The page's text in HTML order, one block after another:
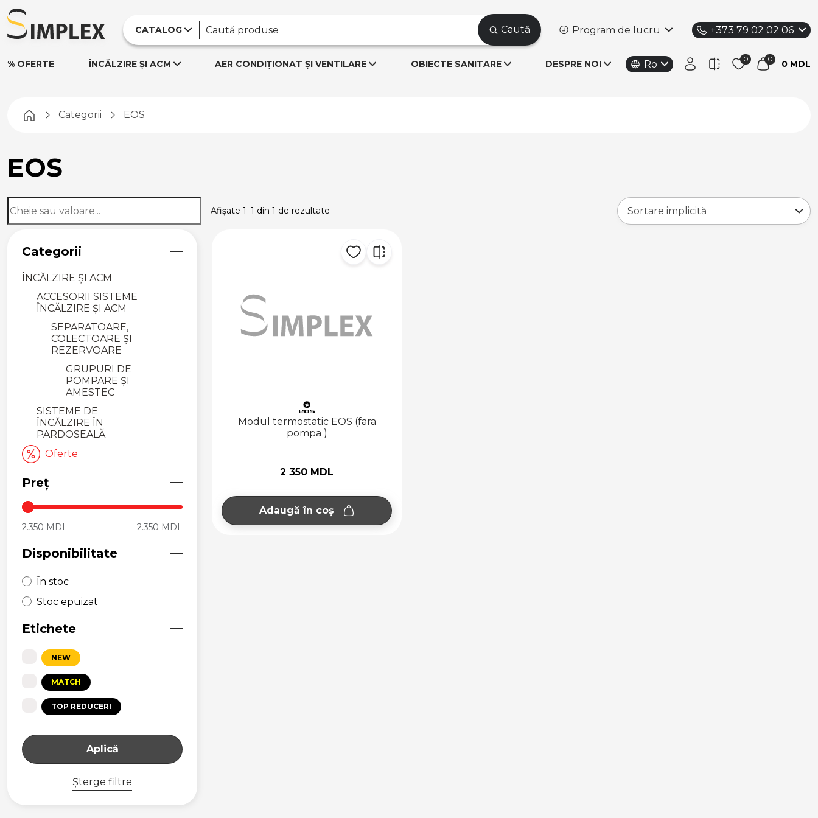
CATALOG Caută Program de lucru +373 79 02 02 06
% OFERTE ÎNCĂLZIRE ȘI ACM AER CONDIȚIONAT ȘI VENTILARE OBIECTE SANITARE DESPRE NOI Ro 0 MDL
Pagina principală
Categorii EOS
EOS
Afișate 1–1 din 1 de rezultate
Categorii
ÎNCĂLZIRE ȘI ACM
ACCESORII SISTEME
ÎNCĂLZIRE ȘI ACM
SEPARATOARE,
COLECTOARE ȘI
REZERVOARE
GRUPURI DE
POMPARE ȘI
AMESTEC
SISTEME DE
ÎNCĂLZIRE ÎN
PARDOSEALĂ
Oferte
Preț
2.350 MDL 2.350 MDL
Disponibilitate
În stoc
Stoc epuizat
Etichete
NEW
MATCH
TOP REDUCERI
Aplică
Șterge filtre
Modul termostatic EOS (fara
pompa )
2 350 MDL
Adaugă în coș